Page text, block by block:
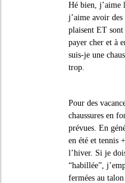
Hé bien, j’aime
j’aime avoir des
plaisent ET
payer cher et à
suis-je une
trop.
Pour des
chaussures en
prévues. En
en été et tennis
l’hiver. Si je
“habillée”,
fermées au